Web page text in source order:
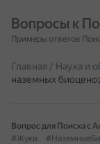
Вопросы к
Примеры ответов
Главная / Наука и
наземных
Вопрос для Поиска с
#Жуки